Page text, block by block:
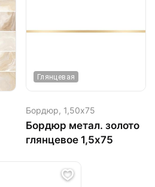
Глянцевая
Бордюр, 1,50х75
Бордюр метал. золото
глянцевое 1,5х75